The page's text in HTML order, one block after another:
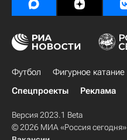
Футбол Фигурное катание
Спецпроекты
Реклама
Версия 2023.1 Beta
© 2026 МИА «Россия сегодня»